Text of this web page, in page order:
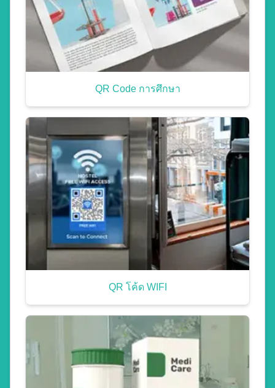
QR Code การศึกษา
QR โค้ด WIFI